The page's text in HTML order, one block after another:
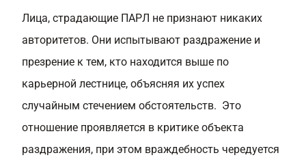
Лица, страдающие ПАРЛ не признают никаких
авторитетов. Они испытывают раздражение и
презрение к тем, кто находится выше по
карьерной лестнице, объясняя их успех
случайным стечением обстоятельств. Это
отношение проявляется в критике объекта
раздражения, при этом враждебность чередуется